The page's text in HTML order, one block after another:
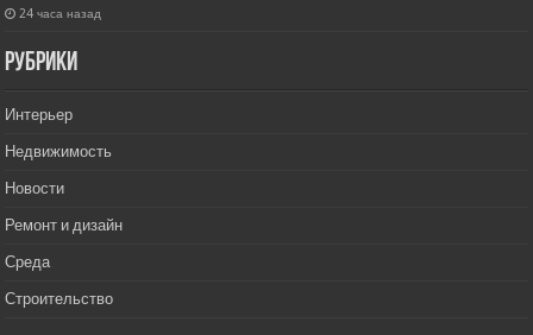
24 часа назад
РУбрики
Интерьер
Недвижимость
Новости
Ремонт и дизайн
Среда
Строительство